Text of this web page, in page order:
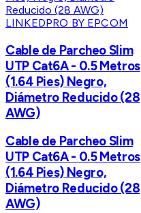
LINKEDPRO BY EPCOM
Cable de Parcheo Slim
UTP Cat6A - 0.5 Metros
(1.64 Pies) Negro,
Diámetro Reducido (28
AWG)
Cable de Parcheo Slim
UTP Cat6A - 0.5 Metros
(1.64 Pies) Negro,
Diámetro Reducido (28
AWG)